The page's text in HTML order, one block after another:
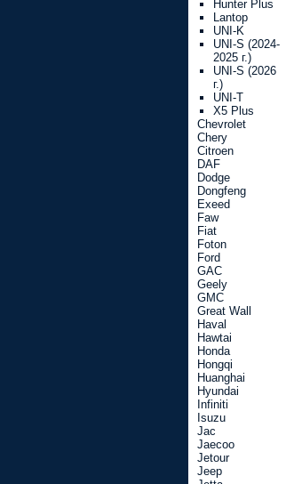
Hunter Plus
Lantop
UNI-K
UNI-S (2024-
2025 г.)
UNI-S (2026
г.)
UNI-T
X5 Plus
Chevrolet
Chery
Citroen
DAF
Dodge
Dongfeng
Exeed
Faw
Fiat
Foton
Ford
GAC
Geely
GMC
Great Wall
Haval
Hawtai
Honda
Hongqi
Huanghai
Hyundai
Infiniti
Isuzu
Jac
Jaecoo
Jetour
Jeep